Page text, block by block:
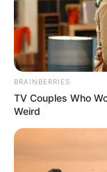
kirajzolódott.
BRAINBERRIES
TV Couples Who
Weird